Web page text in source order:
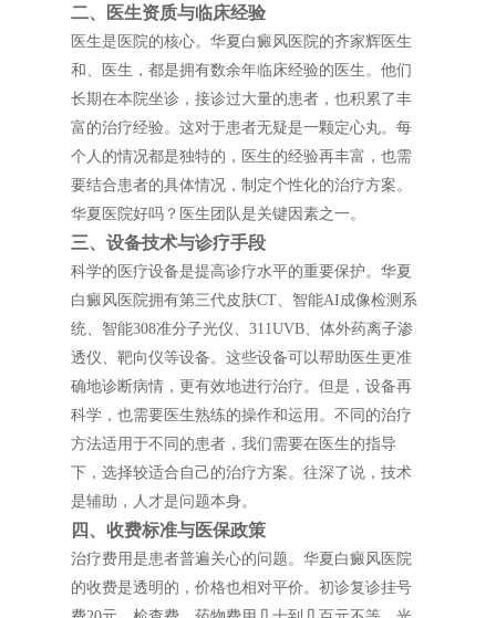
二、医生资质与临床经验
医生是医院的核心。华夏白癜风医院的齐家辉医生
和、医生，都是拥有数余年临床经验的医生。他们
长期在本院坐诊，接诊过大量的患者，也积累了丰
富的治疗经验。这对于患者无疑是一颗定心丸。每
个人的情况都是独特的，医生的经验再丰富，也需
要结合患者的具体情况，制定个性化的治疗方案。
华夏医院好吗？医生团队是关键因素之一。
三、设备技术与诊疗手段
科学的医疗设备是提高诊疗水平的重要保护。华夏
白癜风医院拥有第三代皮肤CT、智能AI成像检测系
统、智能308准分子光仪、311UVB、体外药离子渗
透仪、靶向仪等设备。这些设备可以帮助医生更准
确地诊断病情，更有效地进行治疗。但是，设备再
科学，也需要医生熟练的操作和运用。不同的治疗
方法适用于不同的患者，我们需要在医生的指导
下，选择较适合自己的治疗方案。往深了说，技术
是辅助，人才是问题本身。
四、收费标准与医保政策
治疗费用是患者普遍关心的问题。华夏白癜风医院
的收费是透明的，价格也相对平价。初诊复诊挂号